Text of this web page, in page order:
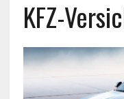
KFZ-